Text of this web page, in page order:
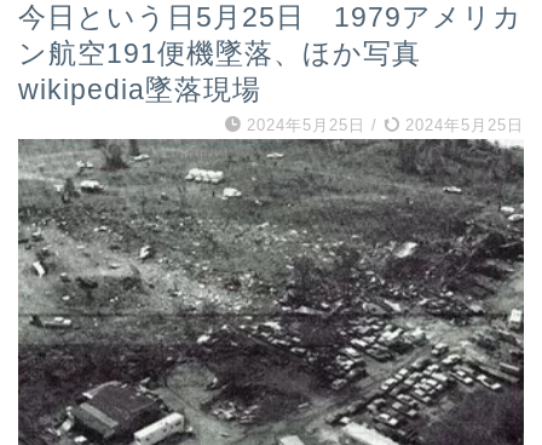
今日という日5月25日 1979アメリカ
ン航空191便機墜落、ほか写真
wikipedia墜落現場
2024年5月25日 / 2024年5月25日